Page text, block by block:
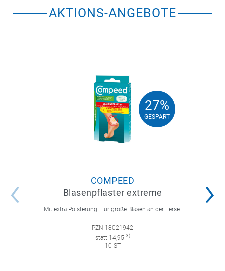
AKTIONS-ANGEBOTE
27%
GESPART
27%
GESPART
COMPEED
Blasenpflaster extreme
Mit extra Polsterung. Für große Blasen an der Ferse.
PZN 18021942
statt 14,95 3)
10 ST